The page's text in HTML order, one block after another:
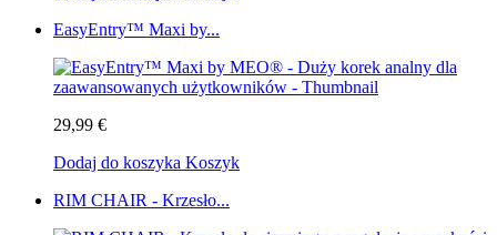
EasyEntry™ Maxi by...
29,99 €
Dodaj do koszyka Koszyk
RIM CHAIR - Krzesło...